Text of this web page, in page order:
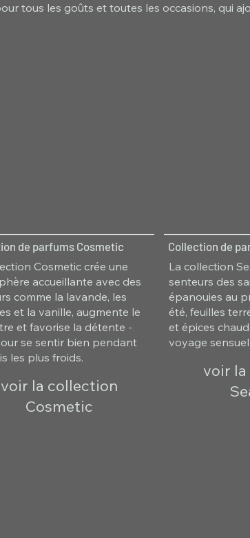
tous les goûts et toutes les occasions, qui
de parfums Cosmetic
Cosmetic crée une
accueillante avec des
comme la lavande, les
et la vanille, augmente le
et favorise la détente -
se sentir bien pendant
les plus froids.
voir la collection
Cosmetic
Collection de
La collection
senteurs des
épanouies au
été, feuilles
et épices
voyage
voir